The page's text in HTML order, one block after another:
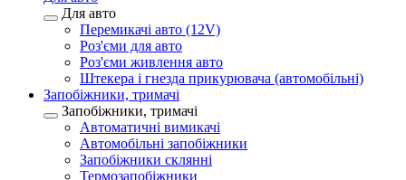
Для авто
Перемикачі авто (12V)
Роз'єми для авто
Роз'єми живлення авто
Штекера і гнезда прикурювача (автомобільні)
Запобіжники, тримачі
Запобіжники, тримачі
Автоматичні вимикачі
Автомобільні запобіжники
Запобіжники склянні
Термозапобіжники